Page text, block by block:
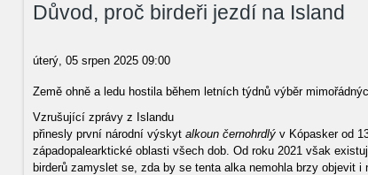
Důvod, proč birdeři jezdí na Island
úterý, 05 srpen 2025 09:00
Země ohně a ledu hostila během letních týdnů výběr
Vzrušující zprávy z Islandu
přinesly první národní výskyt alkoun černohrdlý v Kópasker od
západopalearktické oblasti všech dob. Od roku 2021 však
birderů zamyslet se, zda by se tenta alka nemohla brzy objevit